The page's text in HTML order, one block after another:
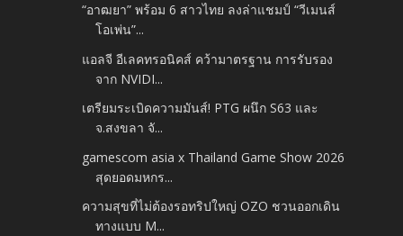
“อาฒยา” พร้อม 6 สาวไทย ลงล่าแชมป์ “วีเมนส์
โอเพ่น”...
แอลจี อีเลคทรอนิคส์ คว้ามาตรฐาน การรับรอง
จาก NVIDI...
เตรียมระเบิดความมันส์! PTG ผนึก S63 และ
จ.สงขลา จั...
gamescom asia x Thailand Game Show 2026
สุดยอดมหกร...
ความสุขที่ไม่ต้องรอทริปใหญ่ OZO ชวนออกเดิน
ทางแบบ M...